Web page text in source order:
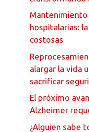
hospitalarias:
costosas
alargar la vida
sacrificar
El próximo
Alzheimer
¿Alguien sabe